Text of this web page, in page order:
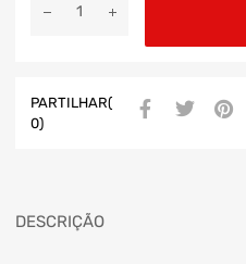
PARTILHAR(
0)
DESCRIÇÃO